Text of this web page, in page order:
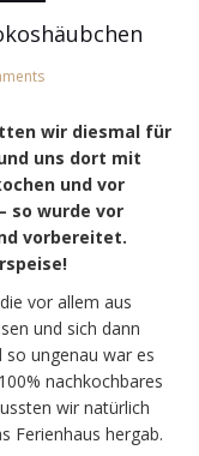
wir diesmal für
uns dort mit
und vor
so wurde vor
vorbereitet.
vor allem aus
und sich dann
so ungenau war es
nachkochbares
wir natürlich
Ferienhaus hergab.